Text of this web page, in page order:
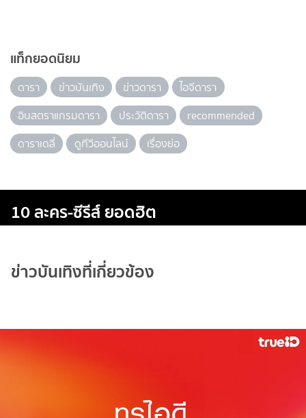
แท็กยอดนิยม
ดารา ข่าวบันเทิง ข่าวดารา
ไอจีดารา
อินสตราแกรมดารา
ประวัติดารา
recommended
ดาราเดลี่
ดูทีวีออนไลน์ เรื่องย่อ
10 ละคร-ซีรีส์ ยอดฮิต
ข่าวบันเทิงที่เกี่ยวข้อง